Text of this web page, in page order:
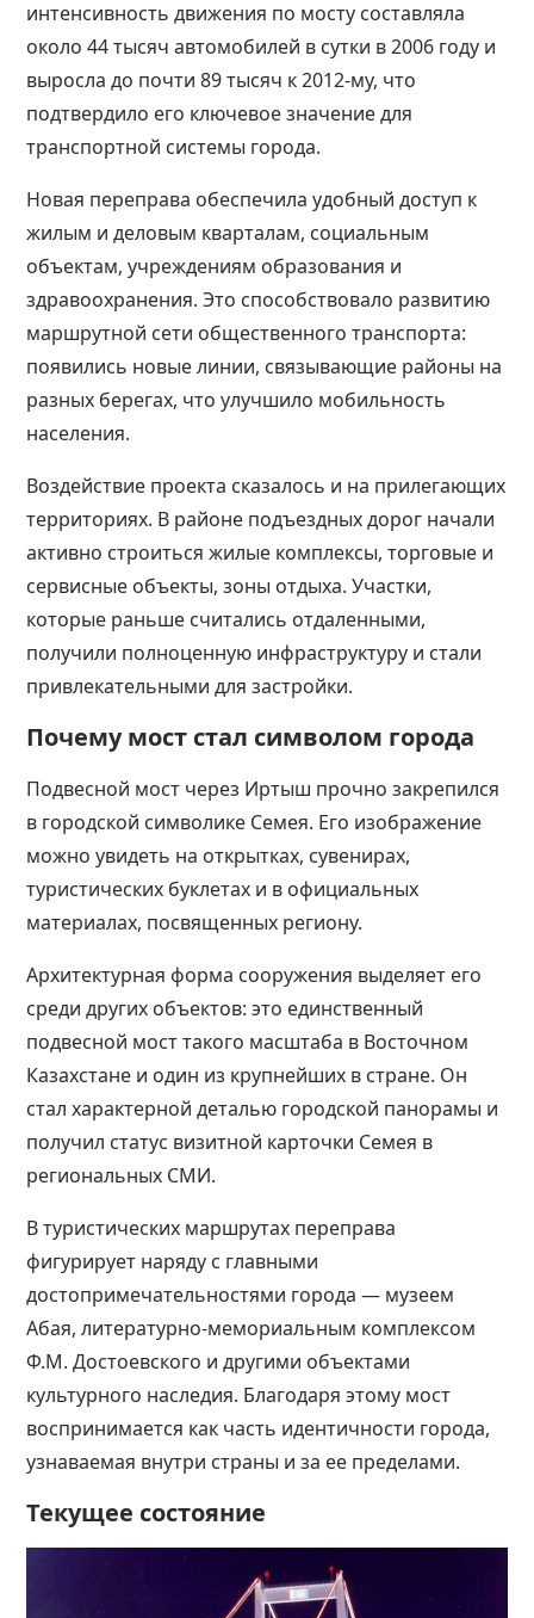
интенсивность движения по мосту составляла
около 44 тысяч автомобилей в сутки в 2006 году и
выросла до почти 89 тысяч к 2012-му, что
подтвердило его ключевое значение для
транспортной системы города.
Новая переправа обеспечила удобный доступ к
жилым и деловым кварталам, социальным
объектам, учреждениям образования и
здравоохранения. Это способствовало развитию
маршрутной сети общественного транспорта:
появились новые линии, связывающие районы на
разных берегах, что улучшило мобильность
населения.
Воздействие проекта сказалось и на прилегающих
территориях. В районе подъездных дорог начали
активно строиться жилые комплексы, торговые и
сервисные объекты, зоны отдыха. Участки,
которые раньше считались отдаленными,
получили полноценную инфраструктуру и стали
привлекательными для застройки.
Почему мост стал символом города
Подвесной мост через Иртыш прочно закрепился
в городской символике Семея. Его изображение
можно увидеть на открытках, сувенирах,
туристических буклетах и в официальных
материалах, посвященных региону.
Архитектурная форма сооружения выделяет его
среди других объектов: это единственный
подвесной мост такого масштаба в Восточном
Казахстане и один из крупнейших в стране. Он
стал характерной деталью городской панорамы и
получил статус визитной карточки Семея в
региональных СМИ.
В туристических маршрутах переправа
фигурирует наряду с главными
достопримечательностями города — музеем
Абая, литературно-мемориальным комплексом
Ф.М. Достоевского и другими объектами
культурного наследия. Благодаря этому мост
воспринимается как часть идентичности города,
узнаваемая внутри страны и за ее пределами.
Текущее состояние